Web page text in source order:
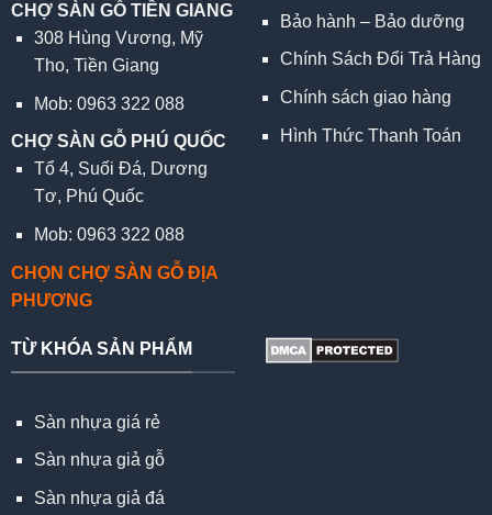
CHỢ SÀN GỖ TIỀN GIANG
308 Hùng Vương, Mỹ
Tho, Tiền Giang
Mob: 0963 322 088
CHỢ SÀN GỖ PHÚ QUỐC
Tổ 4, Suối Đá, Dương
Tơ, Phú Quốc
Mob: 0963 322 088
CHỌN CHỢ SÀN GỖ ĐỊA
PHƯƠNG
Bảo hành – Bảo dưỡng
Chính Sách Đổi Trả Hàng
Chính sách giao hàng
Hình Thức Thanh Toán
TỪ KHÓA SẢN PHẨM
Sàn nhựa giá rẻ
Sàn nhựa giả gỗ
Sàn nhựa giả đá